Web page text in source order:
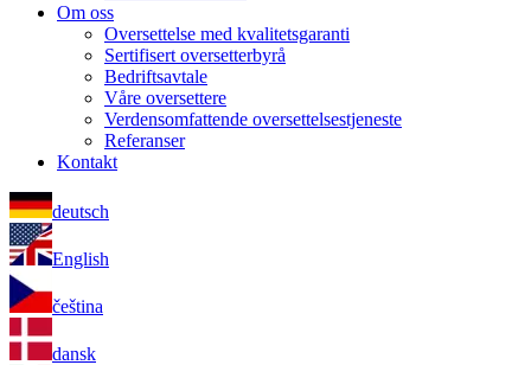
Om oss
Oversettelse med kvalitetsgaranti
Sertifisert oversetterbyrå
Bedriftsavtale
Våre oversettere
Verdensomfattende oversettelsestjeneste
Referanser
Kontakt
deutsch
English
čeština
dansk